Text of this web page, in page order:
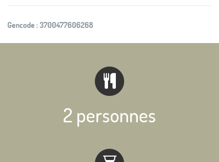
Gencode :3700477606268
2 personnes